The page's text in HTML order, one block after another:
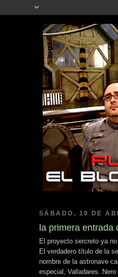
SÁBADO, 19 DE
la primera entrada
El proyecto sercreto ya
El verdadero título de la
nombre de la astronave
especial, Valladares.